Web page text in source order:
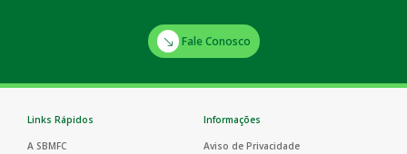
Fale Conosco
Links Rápidos
A SBMFC
Informações
Aviso de Privacidade